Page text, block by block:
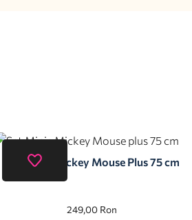
Set Minie Mickey Mouse Plus 75 cm
249,00 Ron